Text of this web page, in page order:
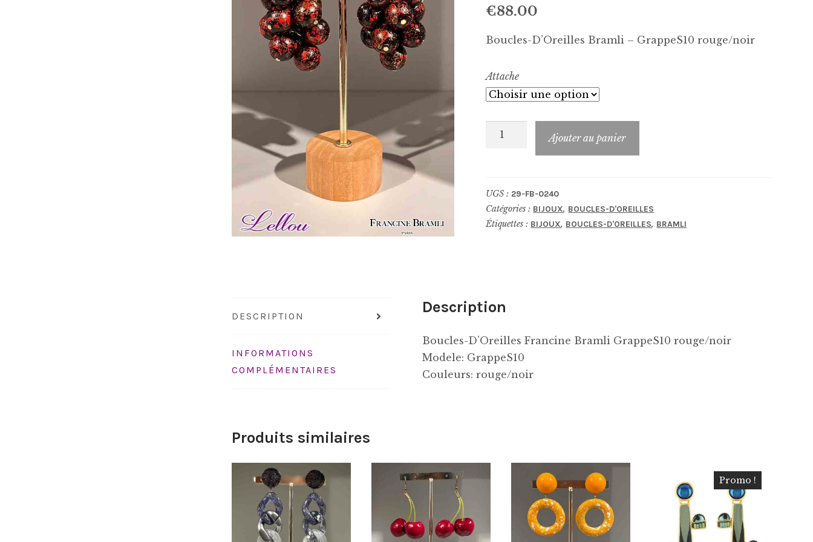
€88.00
Boucles-D’Oreilles Bramli – GrappeS10 rouge/noir
Attache
quantité
0240
Ajouter au panier
UGS : 29-FB-0240
Catégories : BIJOUX, BOUCLES-D'OREILLES
Étiquettes : BIJOUX, BOUCLES-D'OREILLES, BRAMLI
DESCRIPTION
INFORMATIONS
COMPLÉMENTAIRES
Description
Boucles-D’Oreilles Francine Bramli GrappeS10 rouge/noir
Modele: GrappeS10
Couleurs: rouge/noir
Produits similaires
Promo !